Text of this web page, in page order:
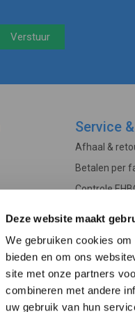
Deze website maakt
We gebruiken cookies
bieden en om ons
site met onze partners
combineren met andere
uw gebruik van hun
Service
Afhaal &
Betalen per
Controle